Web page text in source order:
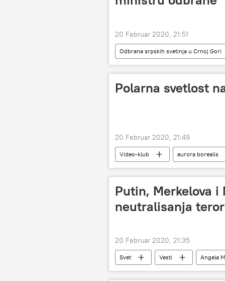
20 Februar 2020, 21:51
Odbrana srpskih svetinja u Crnoj Gori
Polarna svetlost
20 Februar 2020, 21:49
Video-klub aurora borealis
Putin, Merkelova
neutralisanja
20 Februar 2020, 21:35
Svet Vesti Angela
Idlib